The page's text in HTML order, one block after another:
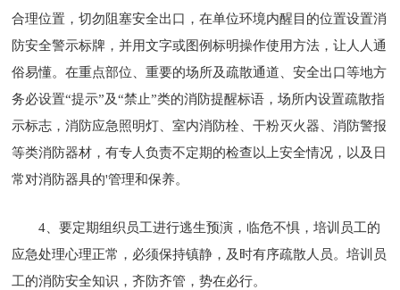
合理位置，切勿阻塞安全出口，在单位环境内醒目的位置设置消
防安全警示标牌，并用文字或图例标明操作使用方法，让人人通
俗易懂。在重点部位、重要的场所及疏散通道、安全出口等地方
务必设置“提示”及“禁止”类的消防提醒标语，场所内设置疏散指
示标志，消防应急照明灯、室内消防栓、干粉灭火器、消防警报
等类消防器材，有专人负责不定期的检查以上安全情况，以及日
常对消防器具的'管理和保养。
4、要定期组织员工进行逃生预演，临危不惧，培训员工的
应急处理心理正常，必须保持镇静，及时有序疏散人员。培训员
工的消防安全知识，齐防齐管，势在必行。